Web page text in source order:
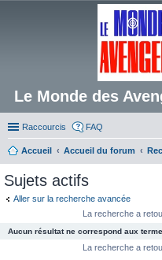
Le Monde des
Raccourcis FAQ
Accueil Accueil du forum
Sujets actifs
Aller sur la recherche avancée
La recherche a
Aucun résultat ne correspond aux
La recherche a